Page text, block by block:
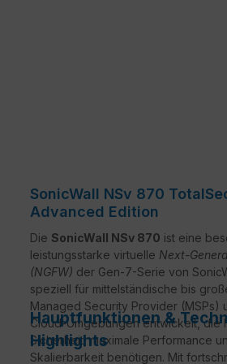
SonicWall NSv 870
Advanced Edition
Die SonicWall NSv 870 ist eine
leistungsstarke virtuelle Next-
(NGFW) der Gen-7-Serie von
speziell für mittelständische bis
Managed Security Provider (MSPs)
Cloud-Umgebungen entwickelt, die
Sicherheit, maximale Performance
Skalierbarkeit benötigen. Mit
Hauptfunktionen &
Highlights